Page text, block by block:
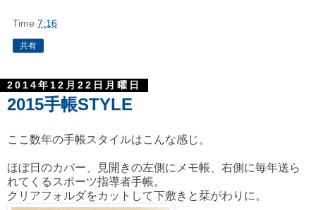
Time 7:16
共有
2014年12月22日月曜日
2015手帳STYLE
ここ数年の手帳スタイルはこんな感じ。
ほぼ日のカバー、見開きの左側にメモ帳、右側に毎年送ら
れてくるスポーツ指導者手帳。
クリアフォルダをカットして下敷きと栞がわりに。